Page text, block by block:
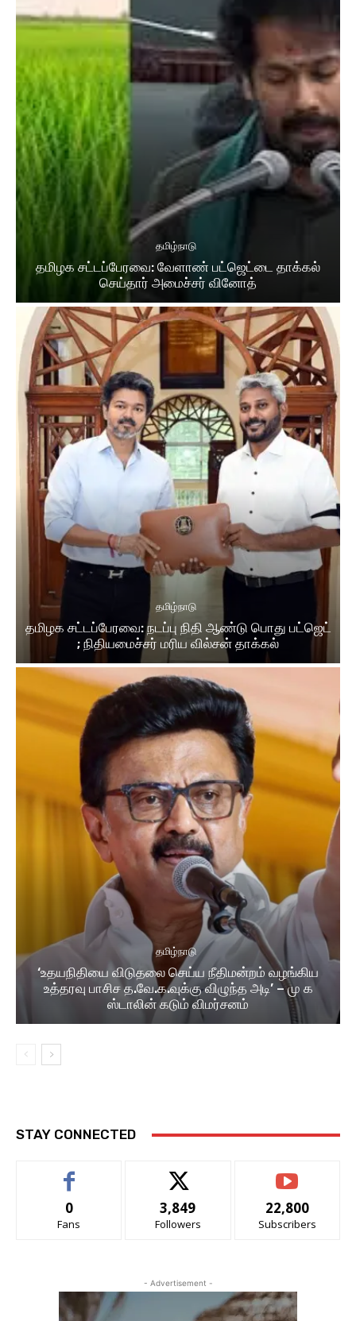
தமிழ்நாடு
தமிழக சட்​டப்​பேர​வை: வேளாண் பட்​ஜெட்டை தாக்கல்
செய்தார் அமைச்சர் வினோத்
தமிழ்நாடு
தமிழக சட்டப்பேரவை: நடப்பு நிதி ஆண்​டு பொது பட்ஜெட்
; நிதியமைச்சர் மரிய வில்சன் தாக்​கல்
தமிழ்நாடு
‘உதயநிதியை விடுதலை செய்ய நீதிமன்றம் வழங்கிய
உத்தரவு பாசிச த.வே.க.வுக்கு விழுந்த அடி’ – மு க
ஸ்டாலின் கடும் விமர்சனம்
STAY CONNECTED
0
Fans
3,849
Followers
22,800
Subscribers
- Advertisement -